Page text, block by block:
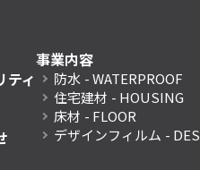
ティ
事業内容
防水 - WATERPROOF
住宅建材 - HOUSING
床材 - FLOOR
デザインフィルム -